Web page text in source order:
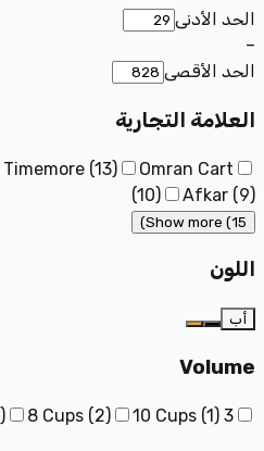
الحد الأدنى
–
الحد الأقصى
العلامة التجارية
Timemore (13)
Omran Cart
(10) Afkar (9)
Show more (15)
اللون
أب
Volume
3 Cups
) 8 Cups (2) 10 Cups (1)